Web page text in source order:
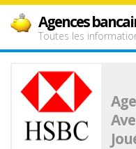
Agences
Toutes les